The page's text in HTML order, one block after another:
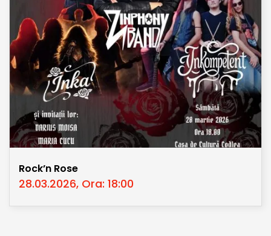
Rock’n Rose
28.03.2026, Ora: 18:00